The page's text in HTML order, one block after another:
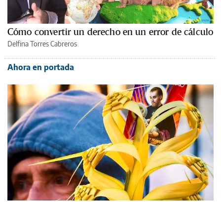
Cómo convertir un derecho en un error de cálculo
Delfina Torres Cabreros
Ahora en portada